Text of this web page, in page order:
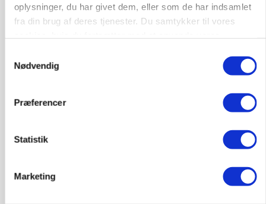
oplysninger, du har givet dem, eller som de har indsamlet
fra din brug af deres tjenester. Du samtykker til vores
Nødvendig
Præferencer
Statistik
Marketing
Russisk mælkepris dykker 23 procent
marked for biokul